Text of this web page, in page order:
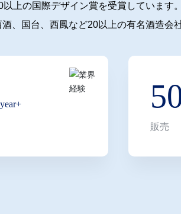
以上の国際デザイン賞を受賞しています
、国台、西鳳など20以上の有名酒造会
は20％を占めています。サービスネッ
ダ、オーストラリア、ニュージーランド
場をカバーしています。
プは、食品・飲料、美容・パーソナルケ
ションを提供することに注力しています
year+
販売